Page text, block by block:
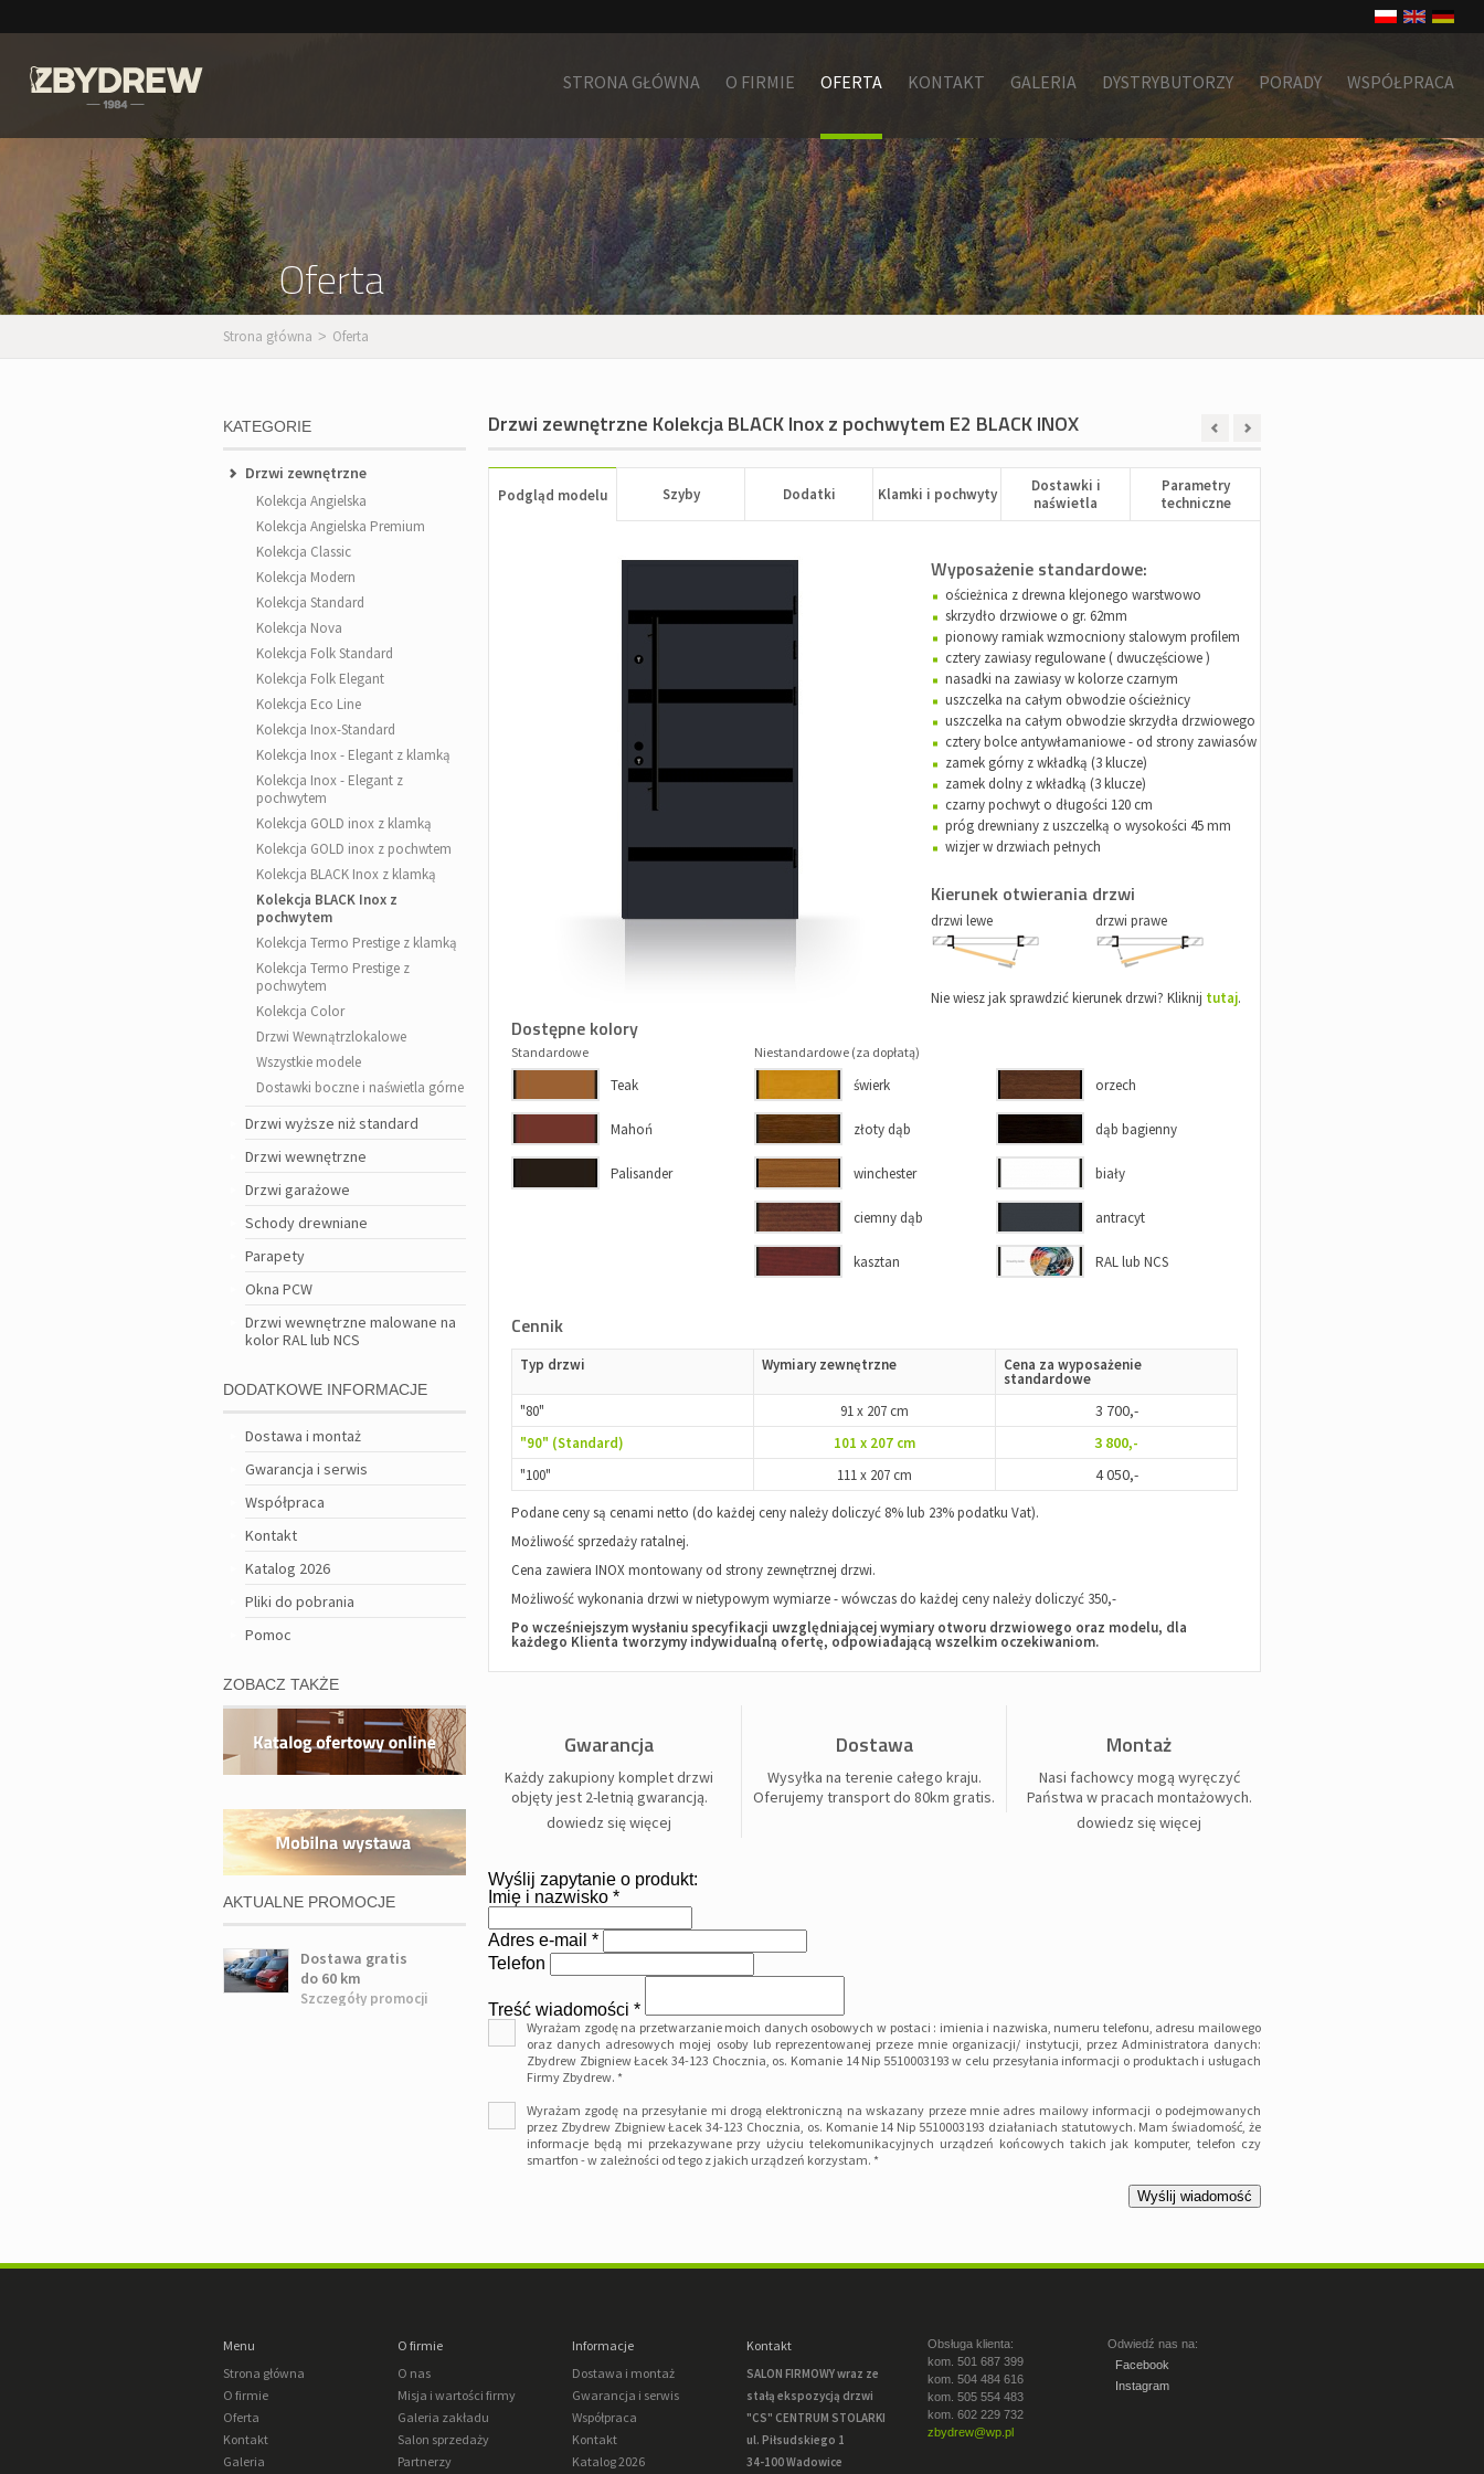
STRONA GŁÓWNA O FIRMIE OFERTA KONTAKT GALERIA DYSTRYBUTORZY PORADY WSPÓŁPRACA
Oferta
Strona główna > Oferta
KATEGORIE
Drzwi zewnętrzne
Kolekcja Angielska
Kolekcja Angielska Premium
Kolekcja Classic
Kolekcja Modern
Kolekcja Standard
Kolekcja Nova
Kolekcja Folk Standard
Kolekcja Folk Elegant
Kolekcja Eco Line
Kolekcja Inox-Standard
Kolekcja Inox - Elegant z klamką
Kolekcja Inox - Elegant z
pochwytem
Kolekcja GOLD inox z klamką
Kolekcja GOLD inox z pochwtem
Kolekcja BLACK Inox z klamką
Kolekcja BLACK Inox z
pochwytem
Kolekcja Termo Prestige z klamką
Kolekcja Termo Prestige z
pochwytem
Kolekcja Color
Drzwi Wewnątrzlokalowe
Wszystkie modele
Dostawki boczne i naświetla górne
Drzwi wyższe niż standard
Drzwi wewnętrzne
Drzwi garażowe
Schody drewniane
Parapety
Okna PCW
Drzwi wewnętrzne malowane na
kolor RAL lub NCS
DODATKOWE INFORMACJE
Dostawa i montaż
Gwarancja i serwis
Współpraca
Kontakt
Katalog 2026
Pliki do pobrania
Pomoc
ZOBACZ TAKŻE
AKTUALNE PROMOCJE
Dostawa gratis
do 60 km
Szczegóły promocji
Drzwi zewnętrzne Kolekcja BLACK Inox z pochwytem E2 BLACK INOX
Podgląd modelu Szyby Dodatki Klamki i pochwyty
Dostawki i
naświetla
Parametry
techniczne
Wyposażenie standardowe:
ościeżnica z drewna klejonego warstwowo
skrzydło drzwiowe o gr. 62mm
pionowy ramiak wzmocniony stalowym profilem
cztery zawiasy regulowane ( dwuczęściowe )
nasadki na zawiasy w kolorze czarnym
uszczelka na całym obwodzie ościeżnicy
uszczelka na całym obwodzie skrzydła drzwiowego
cztery bolce antywłamaniowe - od strony zawiasów
zamek górny z wkładką (3 klucze)
zamek dolny z wkładką (3 klucze)
czarny pochwyt o długości 120 cm
próg drewniany z uszczelką o wysokości 45 mm
wizjer w drzwiach pełnych
Kierunek otwierania drzwi
drzwi lewe drzwi prawe
Nie wiesz jak sprawdzić kierunek drzwi? Kliknij tutaj.
Dostępne kolory
Standardowe
Teak
Mahoń
Palisander
Niestandardowe (za dopłatą)
świerk orzech
złoty dąb dąb bagienny
winchester biały
ciemny dąb antracyt
kasztan RAL lub NCS
Cennik
Typ drzwi Wymiary zewnętrzne Cena za wyposażenie
standardowe
"80"
91 x 207 cm 3 700,-
"90" (Standard) 101 x 207 cm 3 800,-
"100" 111 x 207 cm 4 050,-
Podane ceny są cenami netto (do każdej ceny należy doliczyć 8% lub 23% podatku Vat).
Możliwość sprzedaży ratalnej.
Cena zawiera INOX montowany od strony zewnętrznej drzwi.
Możliwość wykonania drzwi w nietypowym wymiarze - wówczas do każdej ceny należy doliczyć 350,-
Po wcześniejszym wysłaniu specyfikacji uwzględniającej wymiary otworu drzwiowego oraz modelu, dla
każdego Klienta tworzymy indywidualną ofertę, odpowiadającą wszelkim oczekiwaniom.
Gwarancja
Każdy zakupiony komplet drzwi
objęty jest 2-letnią gwarancją.
dowiedz się więcej
Dostawa
Wysyłka na terenie całego kraju.
Oferujemy transport do 80km gratis.
Montaż
Nasi fachowcy mogą wyręczyć
Państwa w pracach montażowych.
dowiedz się więcej
Wyślij zapytanie o produkt:
Imię i nazwisko *
Adres e-mail *
Telefon
Treść wiadomości *
Wyrażam zgodę na przetwarzanie moich danych osobowych w postaci : imienia i nazwiska, numeru telefonu, adresu mailowego
oraz danych adresowych mojej osoby lub reprezentowanej przeze mnie organizacji/ instytucji, przez Administratora danych:
Zbydrew Zbigniew Łacek 34-123 Chocznia, os. Komanie 14 Nip 5510003193 w celu przesyłania informacji o produktach i usługach
Firmy Zbydrew. *
Wyrażam zgodę na przesyłanie mi drogą elektroniczną na wskazany przeze mnie adres mailowy informacji o podejmowanych
przez Zbydrew Zbigniew Łacek 34-123 Chocznia, os. Komanie 14 Nip 5510003193 działaniach statutowych. Mam świadomość, że
informacje będą mi przekazywane przy użyciu telekomunikacyjnych urządzeń końcowych takich jak komputer, telefon czy
smartfon - w zależności od tego z jakich urządzeń korzystam. *
Menu
Strona główna
O firmie
Oferta
Kontakt
Galeria
O firmie
O nas
Misja i wartości firmy
Galeria zakładu
Salon sprzedaży
Partnerzy
Informacje
Dostawa i montaż
Gwarancja i serwis
Współpraca
Kontakt
Katalog 2026
Kontakt
SALON FIRMOWY wraz ze
stałą ekspozycją drzwi
"CS" CENTRUM STOLARKI
ul. Piłsudskiego 1
34-100 Wadowice
Obsługa klienta:
kom. 501 687 399
kom. 504 484 616
kom. 505 554 483
kom. 602 229 732
zbydrew@wp.pl
Odwiedź nas na:
Facebook
Instagram